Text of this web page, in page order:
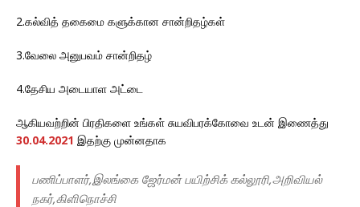
2.கல்வித் தகைமை களுக்கான சான்றிதழ்கள்
3.வேலை அனுபவம் சான்றிதழ்
4.தேசிய அடையாள அட்டை
ஆகியவற்றின் பிரதிகளை உங்கள் சுயவிபரக்கோவை உடன் இணைத்து
30.04.2021 இதற்கு முன்னதாக
பணிப்பாளர்,இலங்கை ஜேர்மன் பயிற்சிக் கல்லூரி,அறிவியல்
நகர்,கிளிநொச்சி